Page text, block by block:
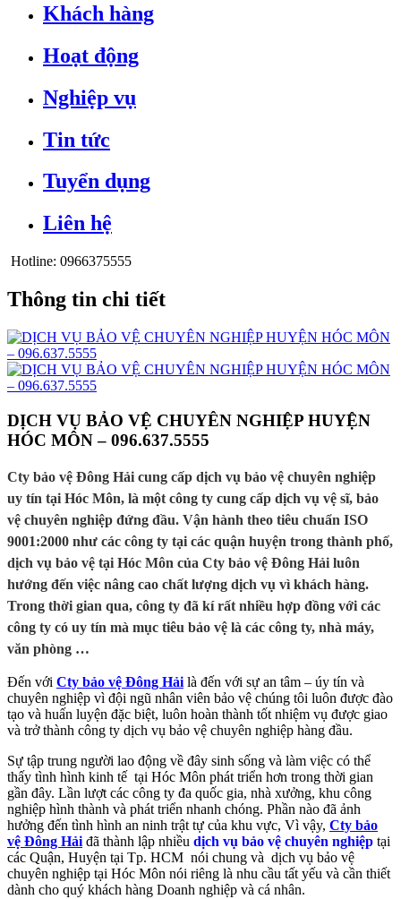
Khách hàng
Hoạt động
Nghiệp vụ
Tin tức
Tuyển dụng
Liên hệ
Hotline: 0966375555
Thông tin chi tiết
DỊCH VỤ BẢO VỆ CHUYÊN NGHIỆP HUYỆN
HÓC MÔN – 096.637.5555
Cty bảo vệ Đông Hải cung cấp dịch vụ bảo vệ chuyên nghiệp
uy tín tại Hóc Môn, là một công ty cung cấp dịch vụ vệ sĩ, bảo
vệ chuyên nghiệp đứng đầu. Vận hành theo tiêu chuẩn ISO
9001:2000 như các công ty tại các quận huyện trong thành phố,
dịch vụ bảo vệ tại Hóc Môn của Cty bảo vệ Đông Hải luôn
hướng đến việc nâng cao chất lượng dịch vụ vì khách hàng.
Trong thời gian qua, công ty đã kí rất nhiều hợp đồng với các
công ty có uy tín mà mục tiêu bảo vệ là các công ty, nhà máy,
văn phòng …
Đến với Cty bảo vệ Đông Hảilà đến với sự an tâm – úy tín và
chuyên nghiệp vì đội ngũ nhân viên bảo vệ chúng tôi luôn được đào
tạo và huấn luyện đặc biệt, luôn hoàn thành tốt nhiệm vụ được giao
và trở thành công ty dịch vụ bảo vệ chuyên nghiệp hàng đầu.
Sự tập trung người lao động về đây sinh sống và làm việc có thể
thấy tình hình kinh tế tại Hóc Môn phát triển hơn trong thời gian
gần đây. Lần lượt các công ty đa quốc gia, nhà xưởng, khu công
nghiệp hình thành và phát triển nhanh chóng. Phần nào đã ảnh
hưởng đến tình hình an ninh trật tự của khu vực, Vì vậy, Cty bảo
vệ Đông Hảiđã thành lập nhiều dịch vụ bảo vệ chuyên nghiệp tại
các Quận, Huyện tại Tp. HCM nói chung và dịch vụ bảo vệ
chuyên nghiệp tại Hóc Môn nói riêng là nhu cầu tất yếu và cần thiết
dành cho quý khách hàng Doanh nghiệp và cá nhân.